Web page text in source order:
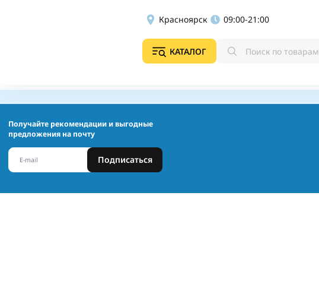
Красноярск 09:00-21:00
КАТАЛОГ
Получайте рекомендации и выгодные
предложения на почту
Подписаться